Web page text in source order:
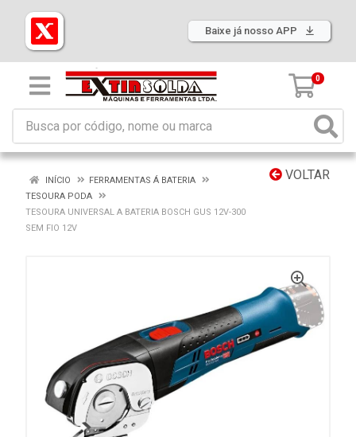
Baixe já nosso APP
0
VOLTAR
INÍCIO
FERRAMENTAS Á BATERIA
TESOURA PODA
TESOURA UNIVERSAL A BATERIA BOSCH GUS 12V-300
SEM FIO 12V